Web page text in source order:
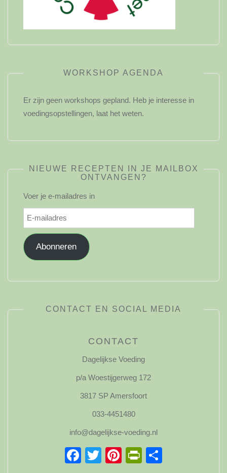
WORKSHOP AGENDA
Er zijn geen workshops gepland. Heb je interesse in
voedingsopstellingen, laat het weten.
NIEUWE RECEPTEN IN JE MAILBOX
ONTVANGEN?
Voer je e-mailadres in
E-
mailadres
Abonneren
CONTACT EN SOCIAL MEDIA
CONTACT
Dagelijkse Voeding
p/a Woestijgerweg 172
3817 SP Amersfoort
033-4451480
info@dagelijkse-voeding.nl
Facebook
TwitterPinterest